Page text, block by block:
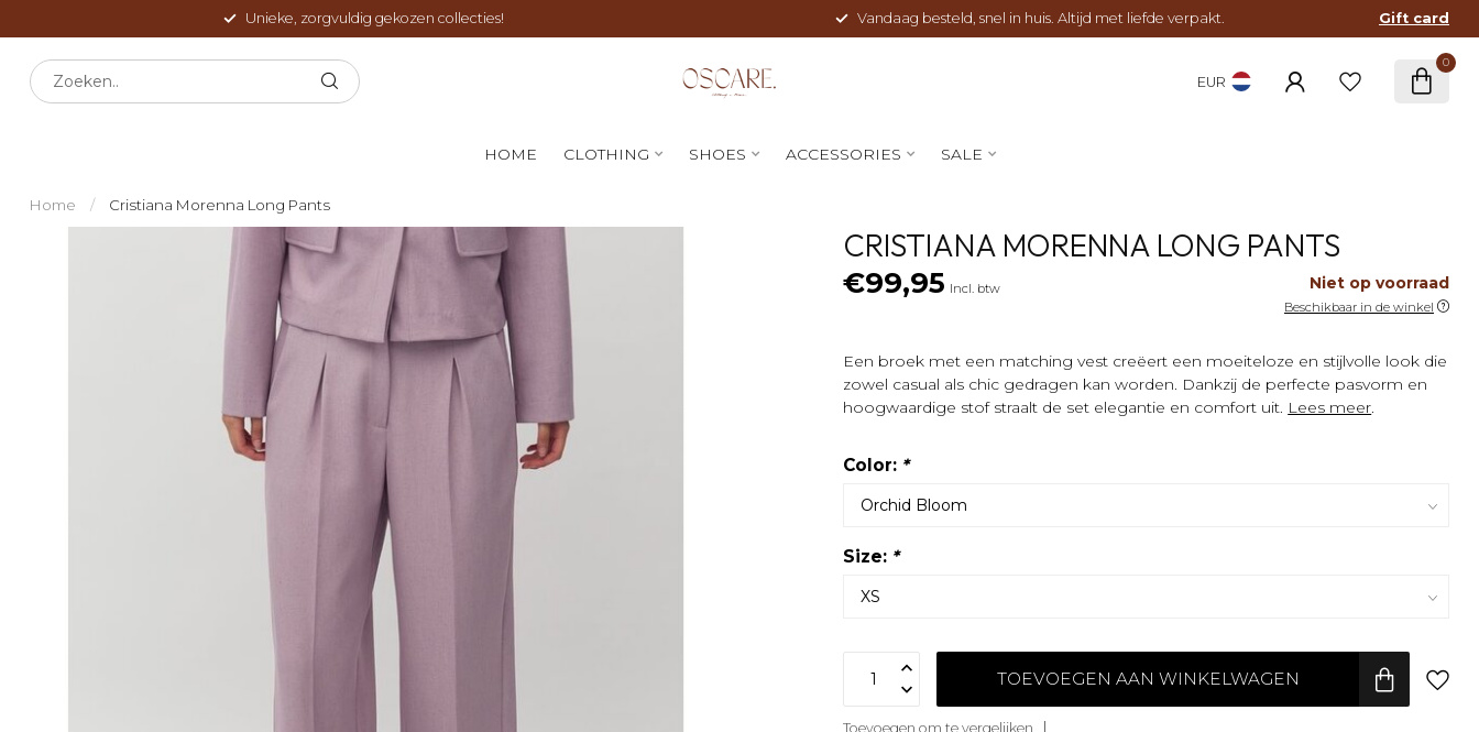
Unieke, zorgvuldig gekozen collecties! Vandaag besteld, snel in huis. Altijd met liefde verpakt. Gift card
EUR
0
HOME CLOTHING SHOES ACCESSORIES SALE
Home / Cristiana Morenna Long Pants
CRISTIANA MORENNA LONG PANTS
€99,95 Incl. btw Niet op voorraad
Beschikbaar in de winkel
Een broek met een matching vest creëert een moeiteloze en stijlvolle look die
zowel casual als chic gedragen kan worden. Dankzij de perfecte pasvorm en
hoogwaardige stof straalt de set elegantie en comfort uit. Lees meer.
Color: *
Size: *
TOEVOEGEN AAN WINKELWAGEN
Toevoegen om te vergelijken